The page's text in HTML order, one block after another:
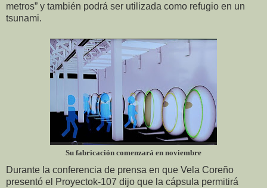
metros” y también podrá ser utilizada como refugio en un
tsunami.
Su fabricación comenzará en noviembre
Durante la conferencia de prensa en que Vela Coreño
presentó el Proyectok-107 dijo que la cápsula permitirá